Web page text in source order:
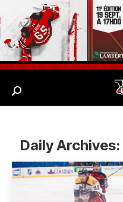
Search:
Daily Archives: